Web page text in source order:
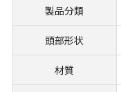
製品分類
頭部形状
材質